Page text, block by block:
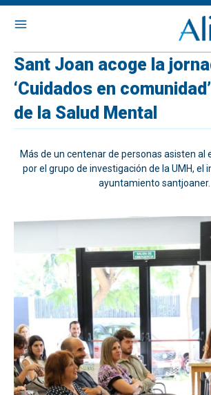
Sant Joan acoge la
‘Cuidados en
de la Salud Mental
Más de un centenar de personas asisten al
por el grupo de investigación de la UMH, el
ayuntamiento santjoaner.